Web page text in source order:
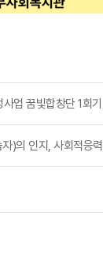
업 꿈빛합창단 1회기
)의 인지, 사회적응